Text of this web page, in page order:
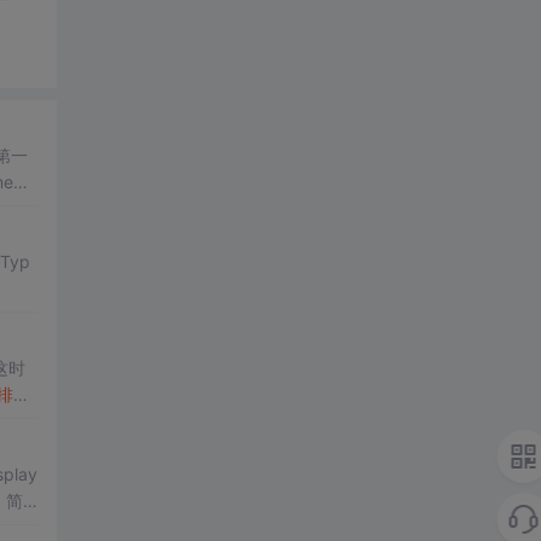
一
，
时
序
简